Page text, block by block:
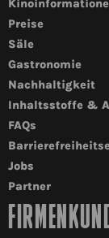
Preise
Säle
Gastronomie
Nachhaltigkeit
Inhaltsstoffe &
FAQs
Jobs
Partner